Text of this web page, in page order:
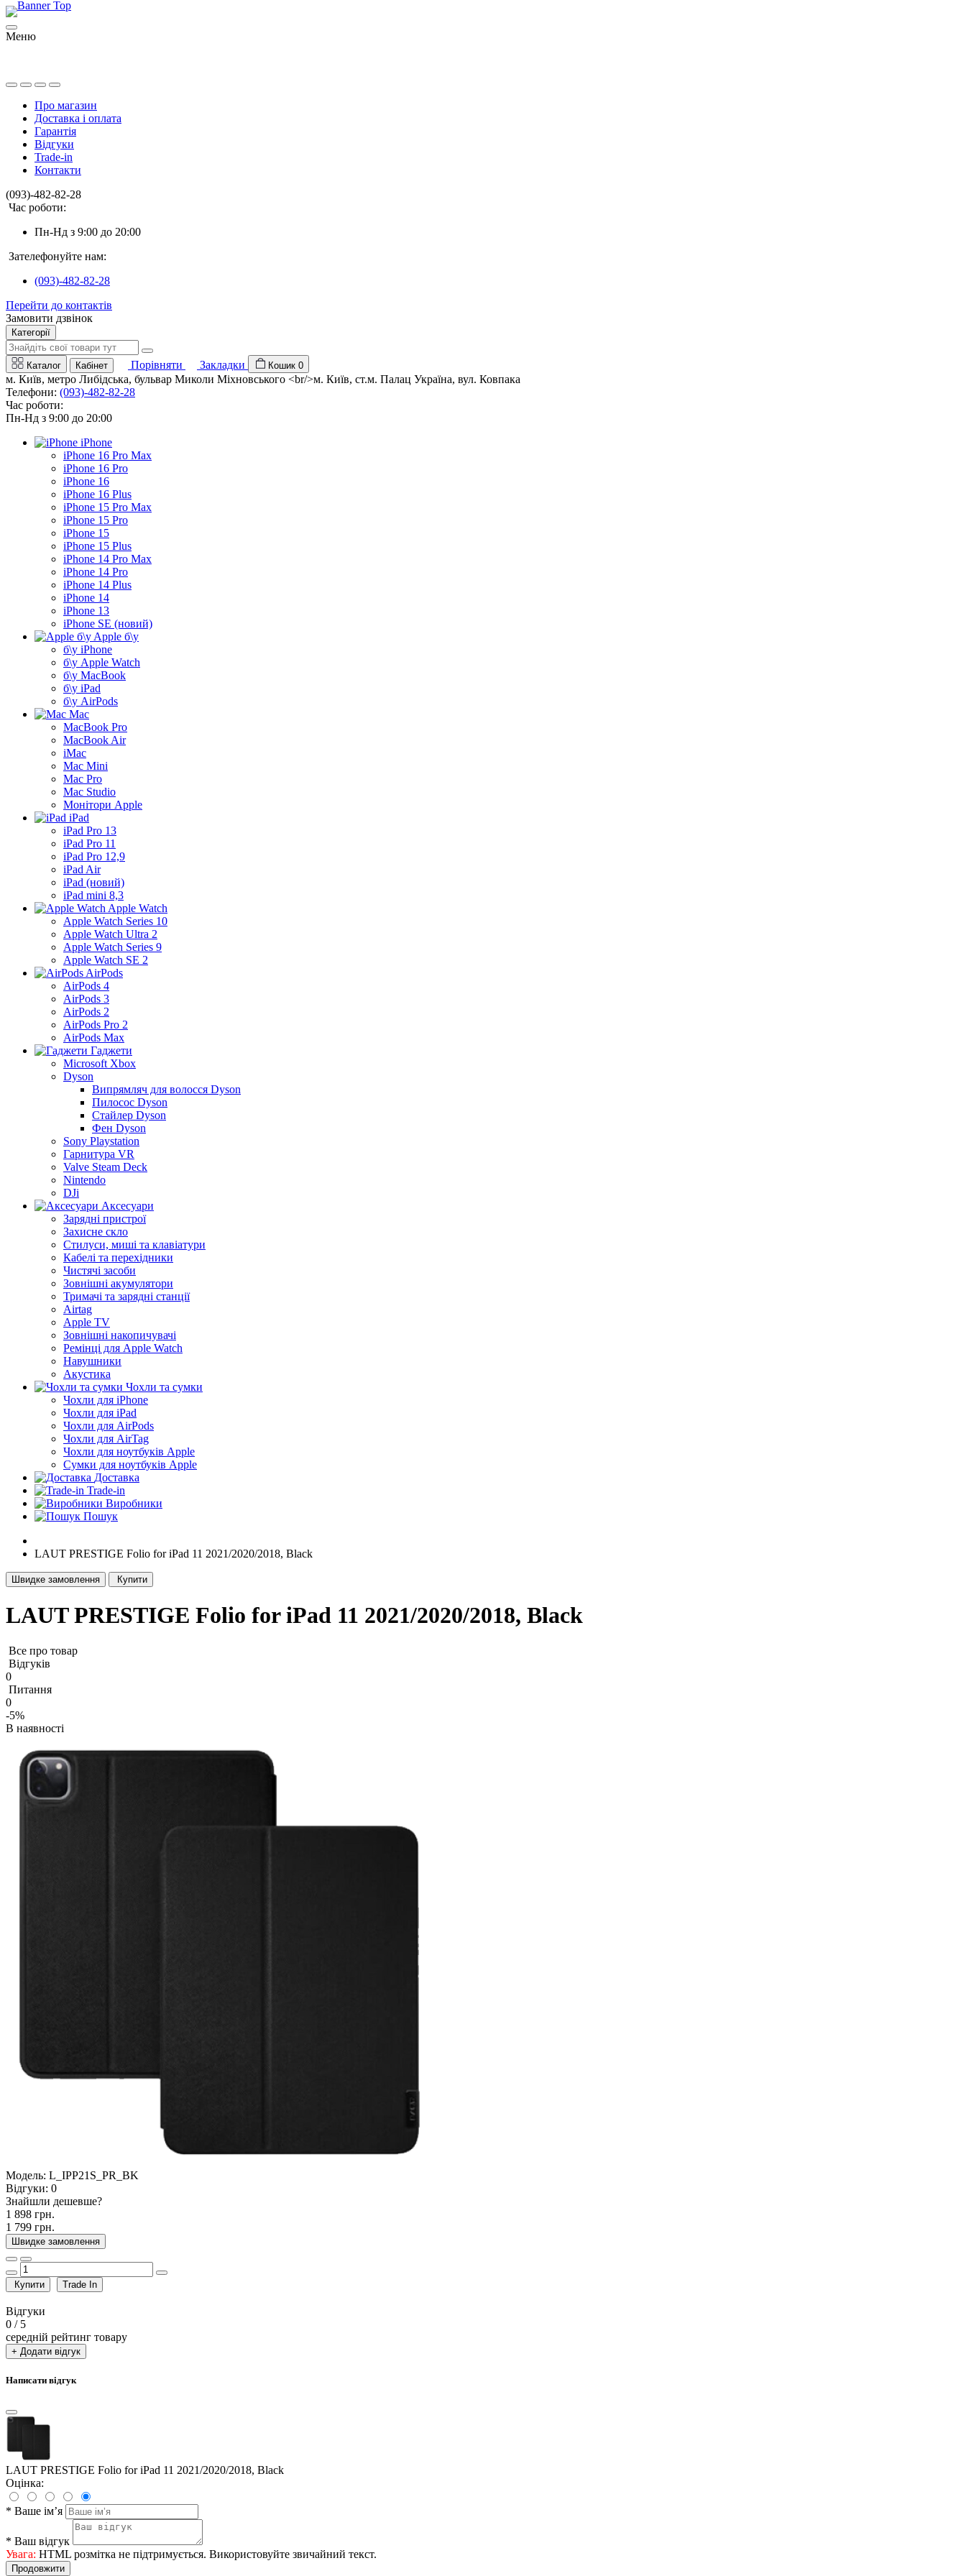
Меню
Про магазин
Доставка і оплата
Гарантія
Відгуки
Trade-in
Контакти
(093)-482-82-28
Час роботи:
Пн-Нд з 9:00 до 20:00
Зателефонуйте нам:
(093)-482-82-28
Перейти до контактів
Замовити дзвінок
Категорії
Каталог Кабінет Порівняти Закладки Кошик 0
м. Київ, метро Либідська, бульвар Миколи Міхновського <br/>м. Київ, ст.м. Палац Україна, вул. Ковпака
Телефони: (093)-482-82-28
Час роботи:
Пн-Нд з 9:00 до 20:00
iPhone
iPhone 16 Pro Max
iPhone 16 Pro
iPhone 16
iPhone 16 Plus
iPhone 15 Pro Max
iPhone 15 Pro
iPhone 15
iPhone 15 Plus
iPhone 14 Pro Max
iPhone 14 Pro
iPhone 14 Plus
iPhone 14
iPhone 13
iPhone SE (новий)
Apple б\у
б\у iPhone
б\у Apple Watch
б\у MacBook
б\у iPad
б\у AirPods
Mac
MacBook Pro
MacBook Air
iMac
Mac Mini
Mac Pro
Mac Studio
Монітори Apple
iPad
iPad Pro 13
iPad Pro 11
iPad Pro 12,9
iPad Air
iPad (новий)
iPad mini 8,3
Apple Watch
Apple Watch Series 10
Apple Watch Ultra 2
Apple Watch Series 9
Apple Watch SE 2
AirPods
AirPods 4
AirPods 3
AirPods 2
AirPods Pro 2
AirPods Max
Гаджети
Microsoft Xbox
Dyson
Випрямляч для волосся Dyson
Пилосос Dyson
Стайлер Dyson
Фен Dyson
Sony Playstation
Гарнитура VR
Valve Steam Deck
Nintendo
DJi
Аксесуари
Зарядні пристрої
Захисне скло
Стилуси, миші та клавіатури
Кабелі та перехідники
Чистячі засоби
Зовнішні акумулятори
Тримачі та зарядні станції
Airtag
Apple TV
Зовнішні накопичувачі
Ремінці для Apple Watch
Навушники
Акустика
Чохли та сумки
Чохли для iPhone
Чохли для iPad
Чохли для AirPods
Чохли для AirTag
Чохли для ноутбуків Apple
Сумки для ноутбуків Apple
Доставка
Trade-in
Виробники
Пошук
LAUT PRESTIGE Folio for iPad 11 2021/2020/2018, Black
Швидке замовлення Купити
LAUT PRESTIGE Folio for iPad 11 2021/2020/2018, Black
Все про товар
Відгуків
0
Питання
0
-5%
В наявності
Модель: L_IPP21S_PR_BK
Відгуки: 0
Знайшли дешевше?
1 898 грн.
1 799 грн.
Швидке замовлення
Купити Trade In
Відгуки
0 / 5
середній рейтинг товару
+ Додати відгук
Написати відгук
LAUT PRESTIGE Folio for iPad 11 2021/2020/2018, Black
Оцінка:
* Ваше ім’я
* Ваш відгук
Увага: HTML розмітка не підтримується. Використовуйте звичайний текст.
Продовжити